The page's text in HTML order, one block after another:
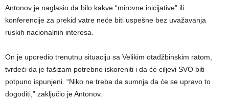
Antonov je naglasio da bilo kakve “mirovne inicijative” ili
konferencije za prekid vatre neće biti uspešne bez uvažavanja
ruskih nacionalnih interesa.
On je uporedio trenutnu situaciju sa Velikim otadžbinskim ratom,
tvrdeći da je fašizam potrebno iskoreniti i da će ciljevi SVO biti
potpuno ispunjeni. “Niko ne treba da sumnja da će se upravo to
dogoditi,” zaključio je Antonov.